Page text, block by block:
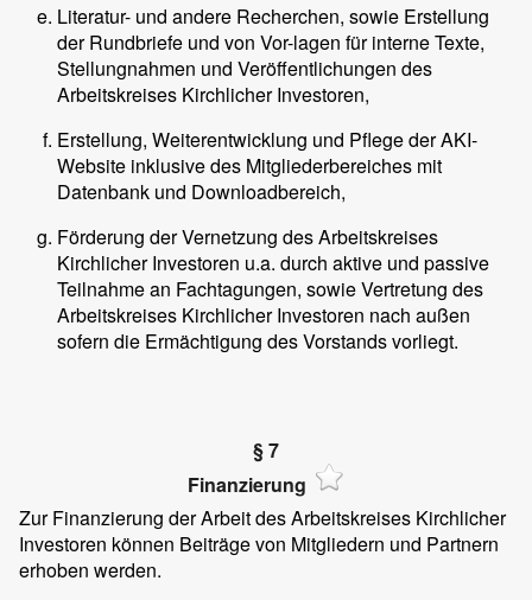
Literatur- und andere Recherchen, sowie Erstellung
der Rundbriefe und von Vor-lagen für interne Texte,
Stellungnahmen und Veröffentlichungen des
Arbeitskreises Kirchlicher Investoren,
Erstellung, Weiterentwicklung und Pflege der AKI-
Website inklusive des Mitgliederbereiches mit
Datenbank und Downloadbereich,
Förderung der Vernetzung des Arbeitskreises
Kirchlicher Investoren u.a. durch aktive und passive
Teilnahme an Fachtagungen, sowie Vertretung des
Arbeitskreises Kirchlicher Investoren nach außen
sofern die Ermächtigung des Vorstands vorliegt.
§ 7
Finanzierung
Zur Finanzierung der Arbeit des Arbeitskreises Kirchlicher
Investoren können Beiträge von Mitgliedern und Partnern
erhoben werden.